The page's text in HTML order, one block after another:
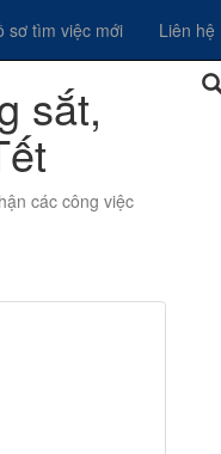
sơ tìm việc mới Liên hệ
sắt,
các công việc